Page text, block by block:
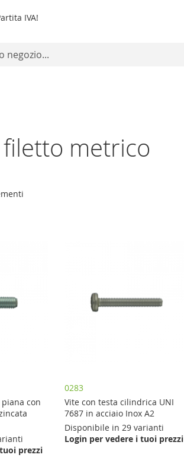
IVA!
metrico
con
prezzi
0283
Vite con testa cilindrica UNI
7687 in acciaio Inox A2
Disponibile in 29 varianti
Login per vedere i tuoi prezzi